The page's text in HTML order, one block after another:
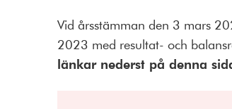
Vid årsstämman den 3 mars
2023 med resultat- och
länkar nederst på denna